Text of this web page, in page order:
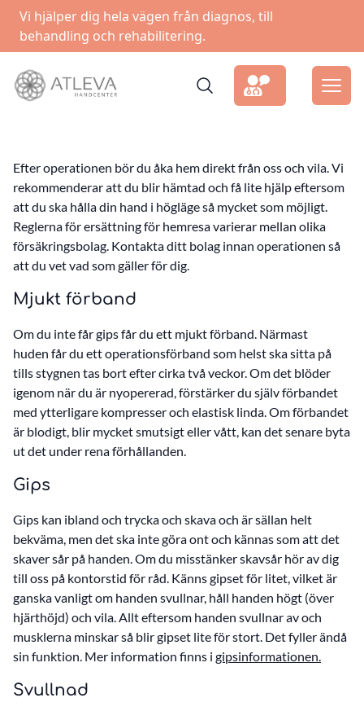
Vi hjälper dig hela vägen från diagnos, till
behandling och rehabilitering.
Efter operationen bör du åka hem direkt från oss och vila. Vi
rekommenderar att du blir hämtad och få lite hjälp eftersom
att du ska hålla din hand i högläge så mycket som möjligt.
Reglerna för ersättning för hemresa varierar mellan olika
försäkringsbolag. Kontakta ditt bolag innan operationen så
att du vet vad som gäller för dig.
Mjukt förband
Om du inte får gips får du ett mjukt förband. Närmast
huden får du ett operationsförband som helst ska sitta på
tills stygnen tas bort efter cirka två veckor. Om det blöder
igenom när du är nyopererad, förstärker du själv förbandet
med ytterligare kompresser och elastisk linda. Om förbandet
är blodigt, blir mycket smutsigt eller vått, kan det senare byta
ut det under rena förhållanden.
Gips
Gips kan ibland och trycka och skava och är sällan helt
bekväma, men det ska inte göra ont och kännas som att det
skaver sår på handen. Om du misstänker skavsår hör av dig
till oss på kontorstid för råd. Känns gipset för litet, vilket är
ganska vanligt om handen svullnar, håll handen högt (över
hjärthöjd) och vila. Allt eftersom handen svullnar av och
musklerna minskar så blir gipset lite för stort. Det fyller ändå
sin funktion. Mer information finns i gipsinformationen.
Svullnad